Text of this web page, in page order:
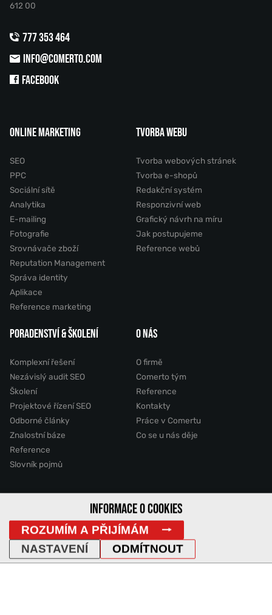
612 00
777 353 464
INFO@COMERTO.COM
FACEBOOK
ONLINE MARKETING
SEO
PPC
Sociální sítě
Analytika
E-mailing
Fotografie
Srovnávače zboží
Reputation Management
Správa identity
Aplikace
Reference marketing
TVORBA WEBU
Tvorba webových stránek
Tvorba e-shopů
Redakční systém
Responzivní web
Grafický návrh na míru
Jak postupujeme
Reference webů
PORADENSTVÍ & ŠKOLENÍ
Komplexní řešení
Nezávislý audit SEO
Školení
Projektové řízení SEO
Odborné články
Znalostní báze
Reference
Slovník pojmů
O NÁS
O firmě
Comerto tým
Reference
Kontakty
Práce v Comertu
Co se u nás děje
2011 - 2026 © Comerto, s.r.o.
Mapa stránek GDPR Cookies Vyhledávání
IP Adresa
INFORMACE O COOKIES
ROZUMÍM A PŘIJÍMÁM
ODMÍTNOUT
NASTAVENÍ